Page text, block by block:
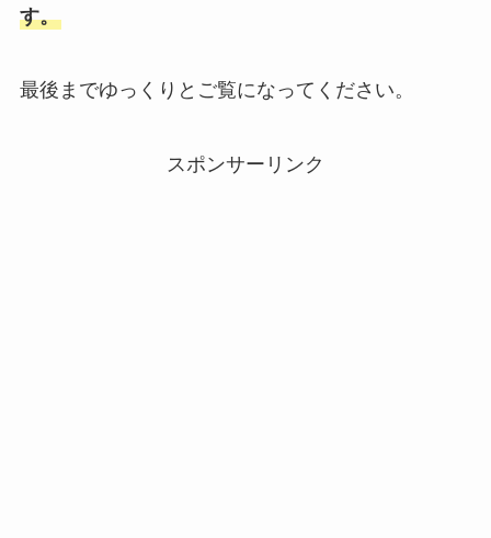
す。
最後までゆっくりとご覧になってください。
スポンサーリンク